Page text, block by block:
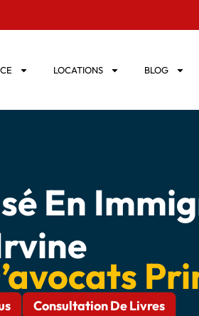
LOCATIONS BLOG
En
Consultation De Livres